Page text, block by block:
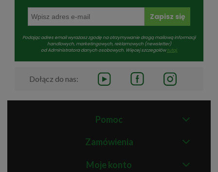
Zapisz się
Podając adres email wyrażasz zgodę na otrzymywanie drogą mailową informacji
handlowych, marketingowych, reklamowych (newsletter)
od Administratora danych osobowych. Więcej szczegołówtutaj.
Dołącz do nas:
Pomoc
Zamówienia
Moje konto